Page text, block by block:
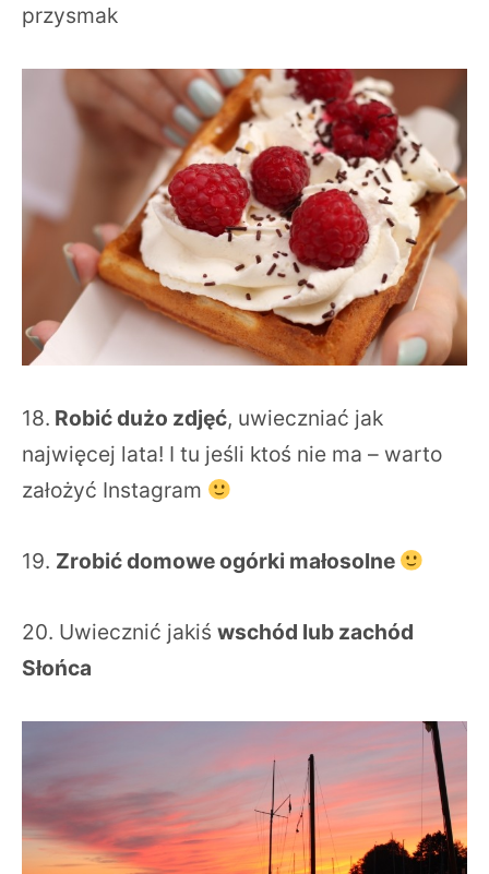
przysmak
18. Robić dużo zdjęć, uwieczniać jak
najwięcej lata! I tu jeśli ktoś nie ma – warto
założyć Instagram
19. Zrobić domowe ogórki małosolne
20. Uwiecznić jakiś wschód lub zachód
Słońca